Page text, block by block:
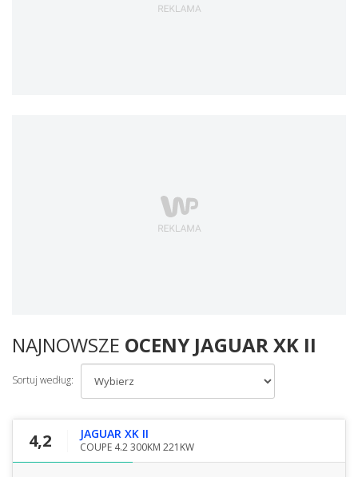
NAJNOWSZE OCENY JAGUAR XK II
Sortuj według:
4,2 JAGUAR XK II
COUPE 4.2 300KM 221KW